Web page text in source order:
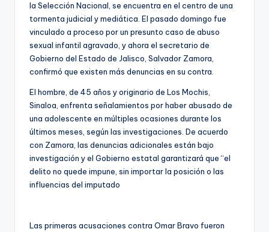
la Selección Nacional, se encuentra en el centro de una
tormenta judicial y mediática. El pasado domingo fue
vinculado a proceso por un presunto caso de abuso
sexual infantil agravado, y ahora el secretario de
Gobierno del Estado de Jalisco, Salvador Zamora,
confirmó que existen más denuncias en su contra.
El hombre, de 45 años y originario de Los Mochis,
Sinaloa, enfrenta señalamientos por haber abusado de
una adolescente en múltiples ocasiones durante los
últimos meses, según las investigaciones. De acuerdo
con Zamora, las denuncias adicionales están bajo
investigación y el Gobierno estatal garantizará que “el
delito no quede impune, sin importar la posición o las
influencias del imputado
Las primeras acusaciones contra Omar Bravo fueron